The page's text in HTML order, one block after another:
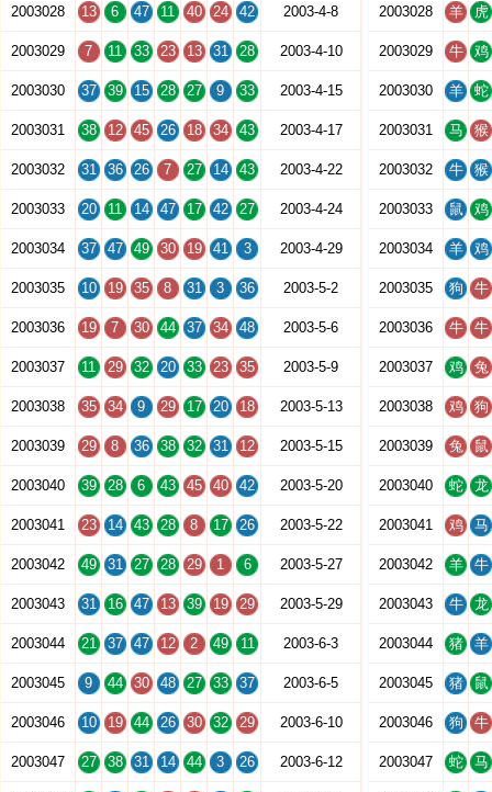
2003028 13 6 47 11 40 24 42 2003-4-8
2003029 7 11 33 23 13 31 28 2003-4-10
2003030 37 39 15 28 27 9 33 2003-4-15
2003031 38 12 45 26 18 34 43 2003-4-17
2003032 31 36 26 7 27 14 43 2003-4-22
2003033 20 11 14 47 17 42 27 2003-4-24
2003034 37 47 49 30 19 41 3 2003-4-29
2003035 10 19 35 8 31 3 36 2003-5-2
2003036 19 7 30 44 37 34 48 2003-5-6
2003037 11 29 32 20 33 23 35 2003-5-9
2003038 35 34 9 29 17 20 18 2003-5-13
2003039 29 8 36 38 32 31 12 2003-5-15
2003040 39 28 6 43 45 40 42 2003-5-20
2003041 23 14 43 28 8 17 26 2003-5-22
2003042 49 31 27 28 29 1 6 2003-5-27
2003043 31 16 47 13 39 19 29 2003-5-29
2003044 21 37 47 12 2 49 11 2003-6-3
2003045 9 44 30 48 27 33 37 2003-6-5
2003046 10 19 44 26 30 32 29 2003-6-10
2003047 27 38 31 14 44 3 26 2003-6-12
2003028 羊 虎
2003029 牛 鸡
2003030 羊 蛇
2003031 马 猴
2003032 牛 猴
2003033 鼠 鸡
2003034 羊 鸡
2003035 狗 牛
2003036 牛 牛
2003037 鸡 兔
2003038 鸡 狗
2003039 兔 鼠
2003040 蛇 龙
2003041 鸡 马
2003042 羊 牛
2003043 牛 龙
2003044 猪 羊
2003045 猪 鼠
2003046 狗 牛
2003047 蛇 马